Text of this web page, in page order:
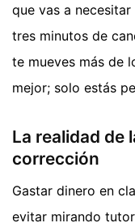
que vas a
tres minutos de
te mueves más de
mejor; solo estás
La realidad de
corrección
Gastar dinero en
evitar mirando